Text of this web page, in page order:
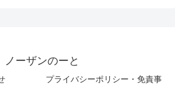
ノーザンのーと
プライバシーポリシー・免責事